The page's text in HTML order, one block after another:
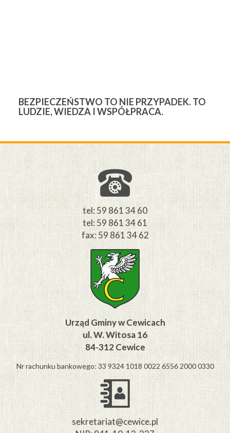
BEZPIECZEŃSTWO TO NIE PRZYPADEK. TO
LUDZIE, WIEDZA I WSPÓŁPRACA.
tel: 59 861 34 60
tel: 59 861 34 61
fax: 59 861 34 62
Urząd Gminy w Cewicach
ul. W. Witosa 16
84-312 Cewice
Nr rachunku bankowego: 33 9324 1018 0022 6556 2000 0330
sekretariat@cewice.pl